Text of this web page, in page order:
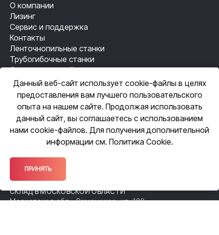
О компании
Лизинг
Сервис и поддержка
Контакты
Ленточнопильные станки
Трубогибочные станки
Станки лазерной резки
Резьбонакатные станки
Механизация сварки
Автоматизация сварки
ЦЕНТРАЛЬНЫЙ ОФИС
109518, Москва, ул. Грайвороновская,
ОФИС ПРОДАЖ
140105, Московская обл., Раменское,
ул. Чугунова, 38А
СКЛАД В МОСКОВСКОЙ ОБЛАСТИ
Московская обл., Раменское, ул. 100-
Данный веб-сайт использует cookie-файлы в целях
предоставления вам лучшего пользовательского
опыта на нашем сайте. Продолжая использовать
данный сайт, вы соглашаетесь с использованием
нами cookie-файлов. Для получения дополнительной
информации см. Политика Cookie.
ПРИНЯТЬ